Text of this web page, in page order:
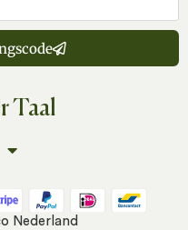
Taal
Nederland